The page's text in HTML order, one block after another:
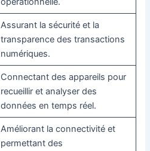
Assurant la sécurité et la
transparence des transactions
numériques.
Connectant des appareils pour
recueillir et analyser des
données en temps réel.
Améliorant la connectivité et
permettant des